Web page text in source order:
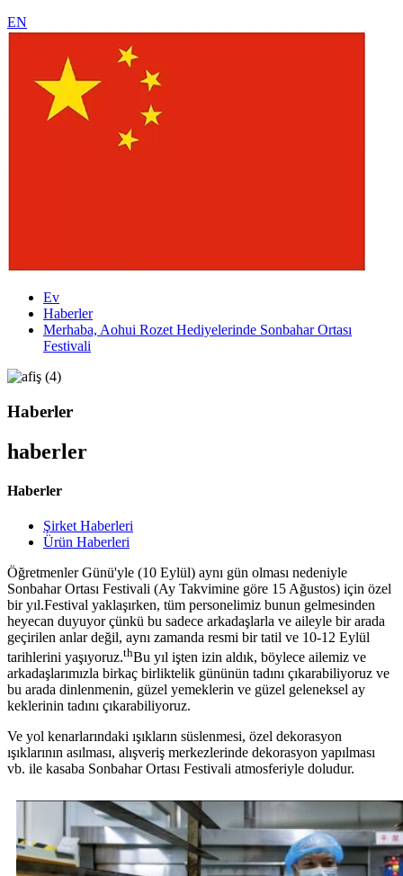
EN
Ev
Haberler
Merhaba, Aohui Rozet Hediyelerinde Sonbahar Ortası
Festivali
Haberler
haberler
Haberler
Şirket Haberleri
Ürün Haberleri
Öğretmenler Günü'yle (10 Eylül) aynı gün olması nedeniyle
Sonbahar Ortası Festivali (Ay Takvimine göre 15 Ağustos) için özel
bir yıl.Festival yaklaşırken, tüm personelimiz bunun gelmesinden
heyecan duyuyor çünkü bu sadece arkadaşlarla ve aileyle bir arada
geçirilen anlar değil, aynı zamanda resmi bir tatil ve 10-12 Eylül
tarihlerini yaşıyoruz.thBu yıl işten izin aldık, böylece ailemiz ve
arkadaşlarımızla birkaç birliktelik gününün tadını çıkarabiliyoruz ve
bu arada dinlenmenin, güzel yemeklerin ve güzel geleneksel ay
keklerinin tadını çıkarabiliyoruz.
Ve yol kenarlarındaki ışıkların süslenmesi, özel dekorasyon
ışıklarının asılması, alışveriş merkezlerinde dekorasyon yapılması
vb. ile kasaba Sonbahar Ortası Festivali atmosferiyle doludur.